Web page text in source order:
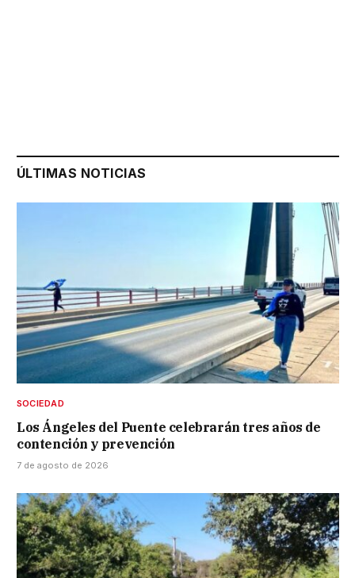
ÚLTIMAS NOTICIAS
SOCIEDAD
Los Ángeles del Puente celebrarán tres años de
contención y prevención
7 de agosto de 2026